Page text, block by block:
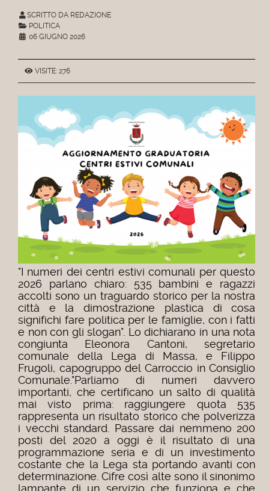
SCRITTO DA REDAZIONE
POLITICA
06 GIUGNO 2026
VISITE: 276
"I numeri dei centri estivi comunali per questo
2026 parlano chiaro: 535 bambini e ragazzi
accolti sono un traguardo storico per la nostra
città e la dimostrazione plastica di cosa
significhi fare politica per le famiglie, con i fatti
e non con gli slogan". Lo dichiarano in una nota
congiunta Eleonora Cantoni, segretario
comunale della Lega di Massa, e Filippo
Frugoli, capogruppo del Carroccio in Consiglio
Comunale."Parliamo di numeri davvero
importanti, che certificano un salto di qualità
mai visto prima: raggiungere quota 535
rappresenta un risultato storico che polverizza
i vecchi standard. Passare dai nemmeno 200
posti del 2020 a oggi è il risultato di una
programmazione seria e di un investimento
costante che la Lega sta portando avanti con
determinazione. Cifre così alte sono il sinonimo